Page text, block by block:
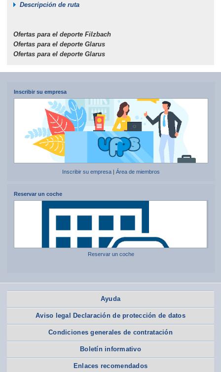
Descripción de ruta
Ofertas para el deporte Filzbach
Ofertas para el deporte Glarus
Ofertas para el deporte Glarus
Inscribir su empresa
Inscribir su empresa| Área de miembros
Reservar un coche
Reservar un coche
Ayuda
Aviso legal Declaración de protección de datos
Condiciones generales de contratación
Boletín informativo
Enlaces recomendados